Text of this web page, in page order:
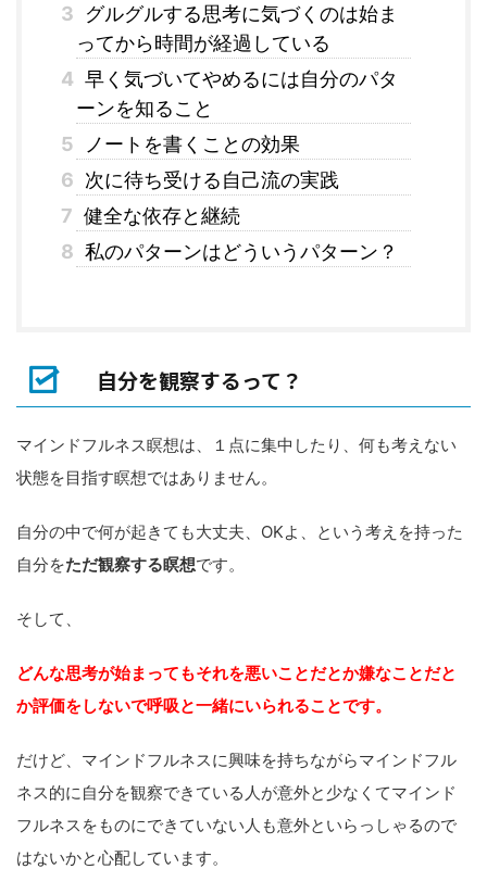
3
グルグルする思考に気づくのは始ま
ってから時間が経過している
4 早く気づいてやめるには自分のパタ
ーンを知ること
5
ノートを書くことの効果
6 次に待ち受ける自己流の実践
7 健全な依存と継続
8 私のパターンはどういうパターン？
自分を観察するって？
マインドフルネス瞑想は、１点に集中したり、何も考えない
状態を目指す瞑想ではありません。
自分の中で何が起きても大丈夫、OKよ、という考えを持った
自分をただ観察する瞑想です。
そして、
どんな思考が始まってもそれを悪いことだとか嫌なことだと
か評価をしないで呼吸と一緒にいられることです。
だけど、マインドフルネスに興味を持ちながらマインドフル
ネス的に自分を観察できている人が意外と少なくてマインド
フルネスをものにできていない人も意外といらっしゃるので
はないかと心配しています。